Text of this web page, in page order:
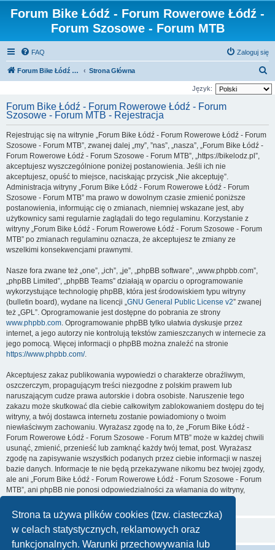
Strona ta używa plików cookies (tzw. ciasteczka)
w celach statystycznych, reklamowych oraz
funkcjonalnych. Warunki przechowywania lub
Forum Bike Łódź - Forum Rowerowe Łódź -
Forum Szosowe - Forum MTB
FAQ Zaloguj się
Forum Bike Łódź - Forum Rowerowe Łódź - Forum Szosowe - Forum MTB Strona Główna
z
Język:
Forum Bike Łódź - Forum Rowerowe Łódź - Forum
Szosowe - Forum MTB - Rejestracja
Rejestrując się na witrynie „Forum Bike Łódź - Forum Rowerowe Łódź - Forum
Szosowe - Forum MTB”, zwanej dalej „my”, ”nas”, „nasza”, „Forum Bike Łódź -
Forum Rowerowe Łódź - Forum Szosowe - Forum MTB”, „https://bikelodz.pl”,
akceptujesz wyszczególnione poniżej postanowienia. Jeśli ich nie
akceptujesz, opuść to miejsce, naciskając przycisk „Nie akceptuję”.
Administracja witryny „Forum Bike Łódź - Forum Rowerowe Łódź - Forum
Szosowe - Forum MTB” ma prawo w dowolnym czasie zmienić poniższe
postanowienia, informując cię o zmianach, niemniej wskazane jest, aby
użytkownicy sami regularnie zaglądali do tego regulaminu. Korzystanie z
witryny „Forum Bike Łódź - Forum Rowerowe Łódź - Forum Szosowe - Forum
MTB” po zmianach regulaminu oznacza, że akceptujesz te zmiany ze
wszelkimi konsekwencjami prawnymi.
Nasze fora zwane też „one”, „ich”, „je”, „phpBB software”, „www.phpbb.com”,
„phpBB Limited”, „phpBB Teams” działają w oparciu o oprogramowanie
wykorzystujące technologię phpBB, która jest środowiskiem typu witryny
(bulletin board), wydane na licencji „GNU General Public License v2” zwanej
też „GPL”. Oprogramowanie jest dostępne do pobrania ze strony
www.phpbb.com. Oprogramowanie phpBB tylko ułatwia dyskusje przez
internet, a jego autorzy nie kontrolują tekstów zamieszczanych w internecie za
jego pomocą. Więcej informacji o phpBB można znaleźć na stronie
https://www.phpbb.com/.
Akceptujesz zakaz publikowania wypowiedzi o charakterze obraźliwym,
oszczerczym, propagującym treści niezgodne z polskim prawem lub
naruszającym cudze prawa autorskie i dobra osobiste. Naruszenie tego
zakazu może skutkować dla ciebie całkowitym zablokowaniem dostępu do tej
witryny, a twój dostawca internetu zostanie powiadomiony o twoim
niewłaściwym zachowaniu. Wyrażasz zgodę na to, że „Forum Bike Łódź -
Forum Rowerowe Łódź - Forum Szosowe - Forum MTB” może w każdej chwili
usunąć, zmienić, przenieść lub zamknąć każdy twój temat, post. Wyrażasz
zgodę na zapisywanie wszystkich podanych przez ciebie informacji w naszej
bazie danych. Informacje te nie będą przekazywane nikomu bez twojej zgody,
ale ani „Forum Bike Łódź - Forum Rowerowe Łódź - Forum Szosowe - Forum
MTB”, ani phpBB nie ponosi odpowiedzialności za włamania do witryny,